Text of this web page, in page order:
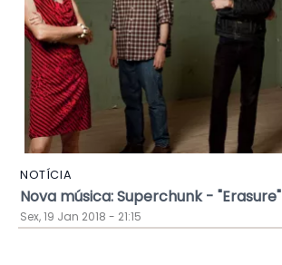
NOTÍCIA
Nova música: Superchunk - "Erasure"
Sex, 19 Jan 2018 - 21:15